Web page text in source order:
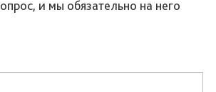
и мы обязательно на него